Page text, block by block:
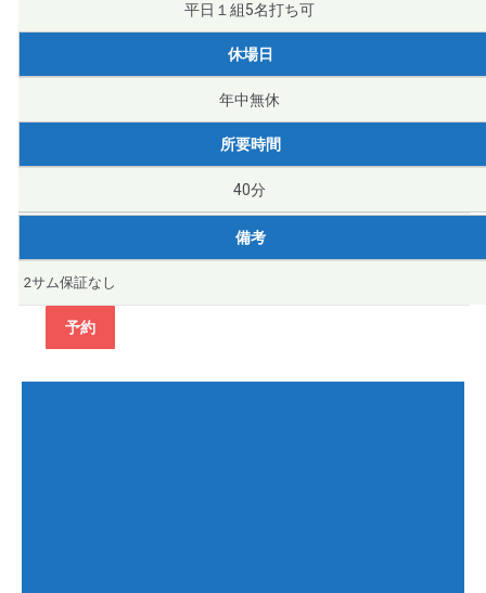
平日１組5名打ち可
休場日
年中無休
所要時間
40分
備考
2サム保証なし
予約